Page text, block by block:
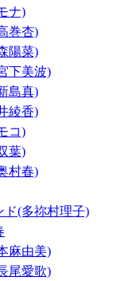
ナ)
巻杏)
陽菜)
下美波)
島真)
綾香)
コ)
葉)
村春)
ド(多祢村理子)
麻由美)
尾愛歌)